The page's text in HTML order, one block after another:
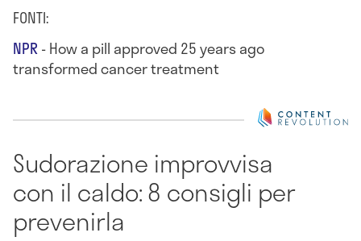
FONTI:
NPR- How a pill approved 25 years ago
transformed cancer treatment
Sudorazione improvvisa
con il caldo: 8 consigli per
prevenirla